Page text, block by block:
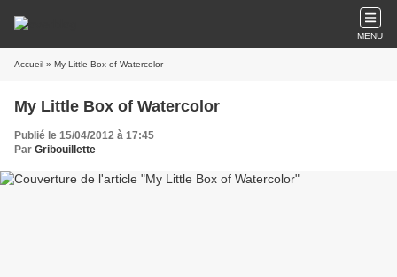
MENU
Accueil » My Little Box of Watercolor
My Little Box of Watercolor
Publié le 15/04/2012 à 17:45
Par Gribouillette